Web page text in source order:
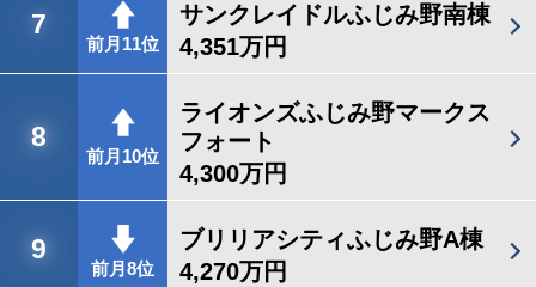
7
前月11位
サンクレイドルふじみ野南棟
4,351万円
8
前月10位
ライオンズふじみ野マークス
フォート
4,300万円
9
前月8位
ブリリアシティふじみ野A棟
4,270万円